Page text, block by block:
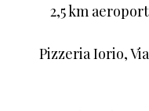
2,5 km
Pizzeria Iorio,